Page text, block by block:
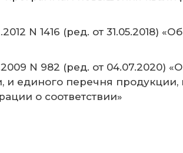
N 1416 (ред. от 31.05.2018)
N 982 (ред. от
единого перечня продукции,
о соответствии»